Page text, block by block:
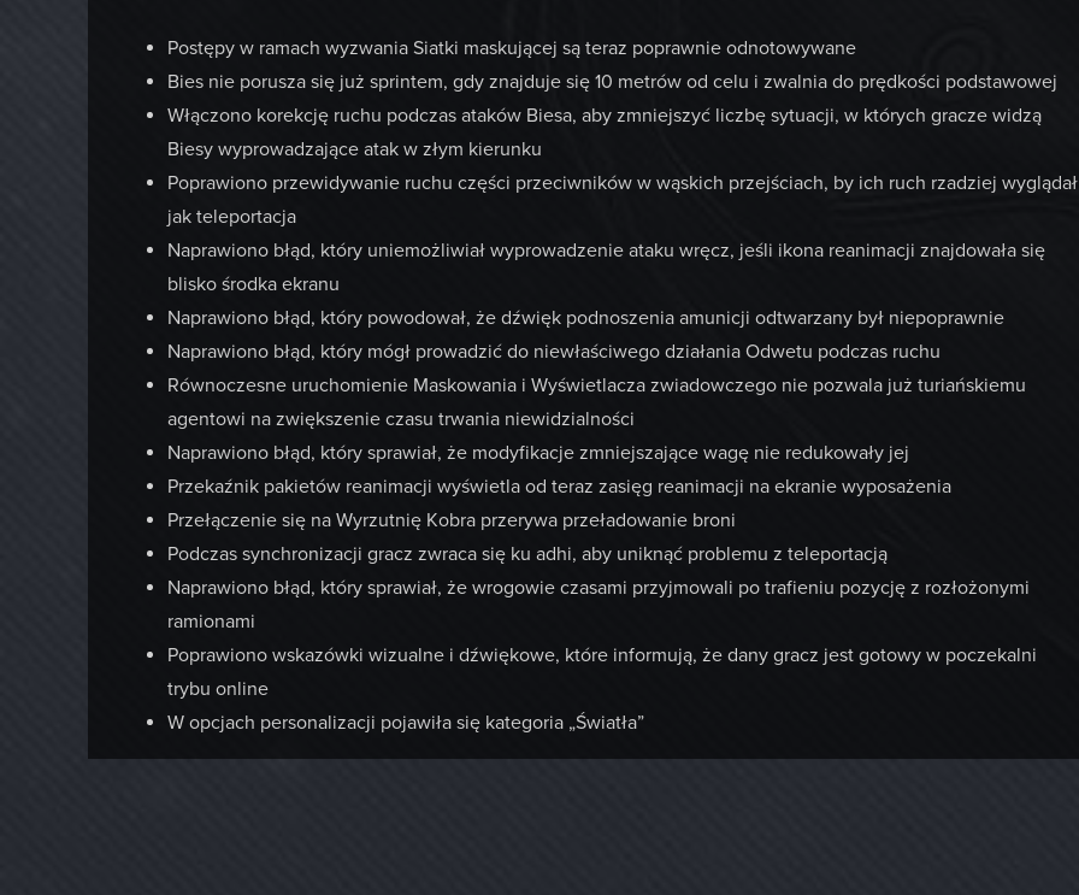
Postępy w ramach wyzwania Siatki maskującej są teraz poprawnie odnotowywane
Bies nie porusza się już sprintem, gdy znajduje się 10 metrów od celu i zwalnia do prędkości podstawowej
Włączono korekcję ruchu podczas ataków Biesa, aby zmniejszyć liczbę sytuacji, w których gracze widzą
Biesy wyprowadzające atak w złym kierunku
Poprawiono przewidywanie ruchu części przeciwników w wąskich przejściach, by ich ruch rzadziej wyglądał
jak teleportacja
Naprawiono błąd, który uniemożliwiał wyprowadzenie ataku wręcz, jeśli ikona reanimacji znajdowała się
blisko środka ekranu
Naprawiono błąd, który powodował, że dźwięk podnoszenia amunicji odtwarzany był niepoprawnie
Naprawiono błąd, który mógł prowadzić do niewłaściwego działania Odwetu podczas ruchu
Równoczesne uruchomienie Maskowania i Wyświetlacza zwiadowczego nie pozwala już turiańskiemu
agentowi na zwiększenie czasu trwania niewidzialności
Naprawiono błąd, który sprawiał, że modyfikacje zmniejszające wagę nie redukowały jej
Przekaźnik pakietów reanimacji wyświetla od teraz zasięg reanimacji na ekranie wyposażenia
Przełączenie się na Wyrzutnię Kobra przerywa przeładowanie broni
Podczas synchronizacji gracz zwraca się ku adhi, aby uniknąć problemu z teleportacją
Naprawiono błąd, który sprawiał, że wrogowie czasami przyjmowali po trafieniu pozycję z rozłożonymi
ramionami
Poprawiono wskazówki wizualne i dźwiękowe, które informują, że dany gracz jest gotowy w poczekalni
trybu online
W opcjach personalizacji pojawiła się kategoria „Światła”